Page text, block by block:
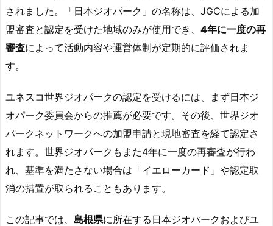
されました。「日本ジオパーク」の名称は、JGCによる加
盟審査と認定を受けた地域のみが使用でき、 4年に一度の再
審査によって活動内容や運営体制が定期的に評価されま
す。
ユネスコ世界ジオパークの認定を受けるには、まず日本ジ
オパーク委員会からの推薦が必要です。その後、世界ジオ
パークネットワークへの加盟申請と現地審査を経て認定さ
れます。世界ジオパークもまた4年に一度の再審査が行わ
れ、基準を満たさない場合は「イエローカード」や認定取
消の措置が取られることもあります。
この記事では、 島根県に所在する日本ジオパークおよびユ